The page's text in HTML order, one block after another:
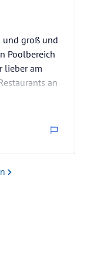
und groß und
Poolbereich
lieber am
an
Wert
ob man
auch sehr